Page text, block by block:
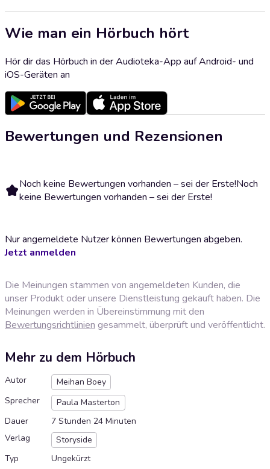
Wie man ein Hörbuch hört
Hör dir das Hörbuch in der Audioteka-App auf Android- und
iOS-Geräten an
Bewertungen und Rezensionen
Noch keine Bewertungen vorhanden – sei der Erste!Noch
keine Bewertungen vorhanden – sei der Erste!
Nur angemeldete Nutzer können Bewertungen abgeben.
Jetzt anmelden
Die Meinungen stammen von angemeldeten Kunden, die
unser Produkt oder unsere Dienstleistung gekauft haben. Die
Meinungen werden in Übereinstimmung mit den
Bewertungsrichtlinien gesammelt, überprüft und veröffentlicht.
Mehr zu dem Hörbuch
Autor
Meihan Boey
Sprecher
Paula Masterton
Dauer
7 Stunden 24 Minuten
Verlag
Storyside
Typ
Ungekürzt